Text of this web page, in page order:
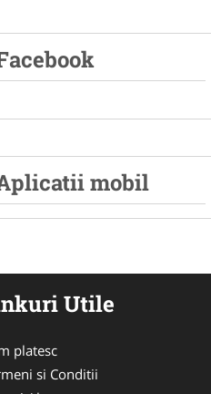
mobil
Utile
platesc
si Conditii